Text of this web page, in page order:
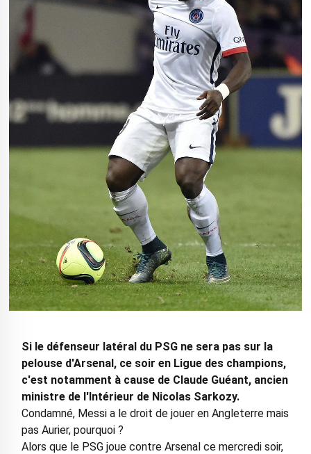
Si le défenseur latéral du PSG ne sera pas sur la
pelouse d'Arsenal, ce soir en Ligue des champions,
c'est notamment à cause de Claude Guéant, ancien
ministre de l'Intérieur de Nicolas Sarkozy.
Condamné, Messi a le droit de jouer en Angleterre mais
pas Aurier, pourquoi ?
Alors que le PSG joue contre Arsenal ce mercredi soir,